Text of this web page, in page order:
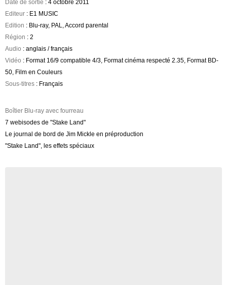
Date de sortie : 4 octobre 2011
Editeur : E1 MUSIC
Edition : Blu-ray, PAL, Accord parental
Région : 2
Audio : anglais / français
Vidéo : Format 16/9 compatible 4/3, Format cinéma respecté 2.35, Format BD-
50, Film en Couleurs
Sous-titres : Français
Boîtier Blu-ray avec fourreau
7 webisodes de "Stake Land"
Le journal de bord de Jim Mickle en préproduction
"Stake Land", les effets spéciaux